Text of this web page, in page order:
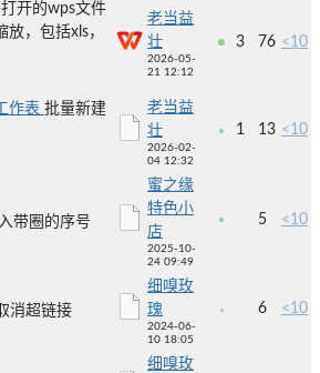
开的wps文件
，包括xls，
老当益
壮
2026-05-
21 12:12
3 76 <10
作表 批量新建
老当益
壮
2026-02-
04 12:32
1 13 <10
带圈的序号
蜜之缘
特色小
店
2025-10-
24 09:49
5 <10
消超链接
细嗅玫
瑰
2024-06-
10 18:05
6 <10
细嗅玫